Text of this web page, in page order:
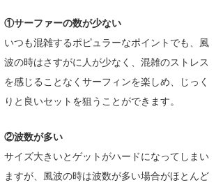
①サーファーの数が少ない
いつも混雑するポピュラーなポイントでも、風
波の時はさすがに人が少なく、混雑のストレス
を感じることなくサーフィンを楽しめ、じっく
りと良いセットを狙うことができます。
②波数が多い
サイズ大きいとゲットがハードになってしまい
ますが、風波の時は波数が多い場合がほとんど
喜納海人
KID
KOBU
KY
MIN
mitz
OYZ